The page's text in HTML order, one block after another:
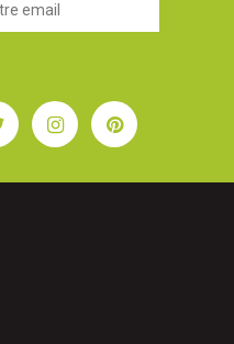
TwitterInstagramPinterest